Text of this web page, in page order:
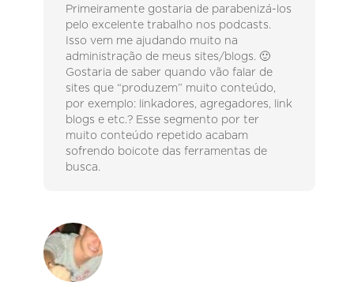
Primeiramente gostaria de parabenizá-los
pelo excelente trabalho nos podcasts.
Isso vem me ajudando muito na
administração de meus sites/blogs. 🙂
Gostaria de saber quando vão falar de
sites que “produzem” muito conteúdo,
por exemplo: linkadores, agregadores, link
blogs e etc.? Esse segmento por ter
muito conteúdo repetido acabam
sofrendo boicote das ferramentas de
busca.